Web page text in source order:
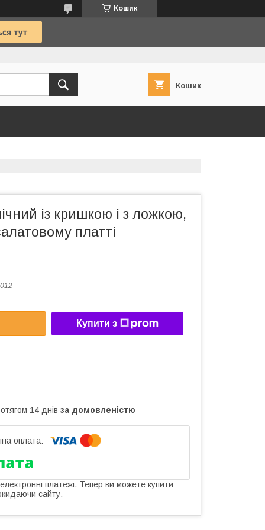
Кошик
Кошик
із кришкою і з ложкою,
платті
Купити з
14 днів за домовленістю
платежі. Тепер ви можете купити
сайту.